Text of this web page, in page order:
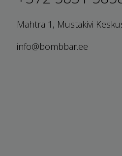
Mahtra 1, Mustakivi
info@bombbar.ee